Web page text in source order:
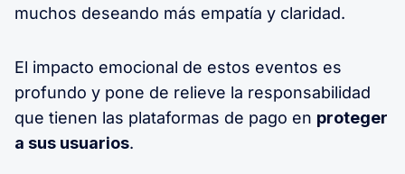
muchos deseando más empatía y claridad.
El impacto emocional de estos eventos es
profundo y pone de relieve la responsabilidad
que tienen las plataformas de pago en proteger
a sus usuarios.